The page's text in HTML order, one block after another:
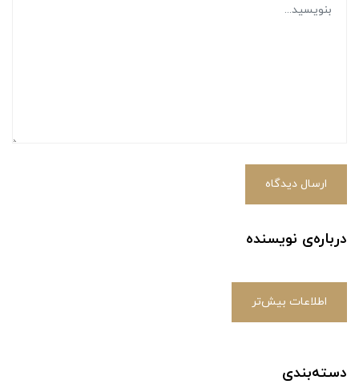
ارسال دیدگاه
درباره‌ی نویسنده
اطلاعات بیش‌تر
دسته‌بندی